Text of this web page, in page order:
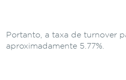
Portanto, a taxa de turnover
aproximadamente 5.77%.